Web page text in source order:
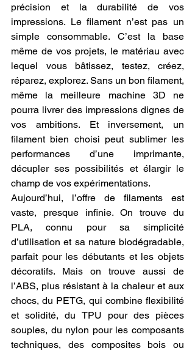
précision et la durabilité de vos
impressions. Le filament n’est pas un
simple consommable. C’est la base
même de vos projets, le matériau avec
lequel vous bâtissez, testez, créez,
réparez, explorez. Sans un bon filament,
même la meilleure machine 3D ne
pourra livrer des impressions dignes de
vos ambitions. Et inversement, un
filament bien choisi peut sublimer les
performances d’une imprimante,
décupler ses possibilités et élargir le
champ de vos expérimentations.
Aujourd’hui, l’offre de filaments est
vaste, presque infinie. On trouve du
PLA, connu pour sa simplicité
d’utilisation et sa nature biodégradable,
parfait pour les débutants et les objets
décoratifs. Mais on trouve aussi de
l’ABS, plus résistant à la chaleur et aux
chocs, du PETG, qui combine flexibilité
et solidité, du TPU pour des pièces
souples, du nylon pour les composants
techniques, des composites bois ou